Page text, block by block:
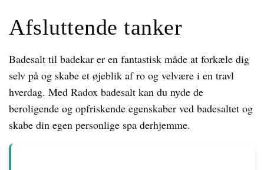
Afsluttende tanker
Badesalt til badekar er en fantastisk måde at forkæle dig
selv på og skabe et øjeblik af ro og velvære i en travl
hverdag. Med Radox badesalt kan du nyde de
beroligende og opfriskende egenskaber ved badesaltet og
skabe din egen personlige spa derhjemme.